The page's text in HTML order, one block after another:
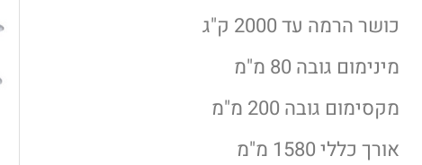
כושר הרמה עד 2000 ק"ג
מינימום גובה 80 מ"מ
מקסימום גובה 200 מ"מ
אורך כללי 1580 מ"מ